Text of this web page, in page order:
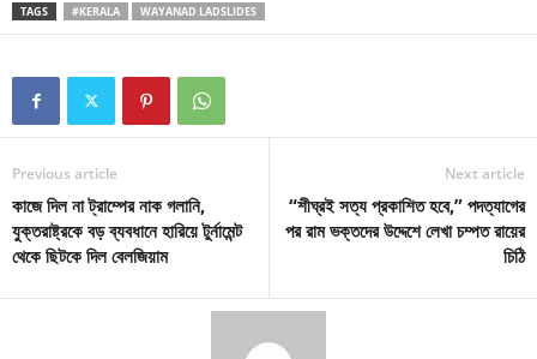
TAGS #KERALA WAYANAD LADSLIDES
Previous article
কাজে দিল না ট্রাম্পের নাক গলানি,
যুক্তরাষ্ট্রকে বড় ব্যবধানে হারিয়ে টুর্নামেন্ট
থেকে ছিটকে দিল বেলজিয়াম
Next article
“শীঘ্রই সত্য প্রকাশিত হবে,” পদত্যাগের
পর রাম ভক্তদের উদ্দেশে লেখা চম্পত রায়ের
চিঠি